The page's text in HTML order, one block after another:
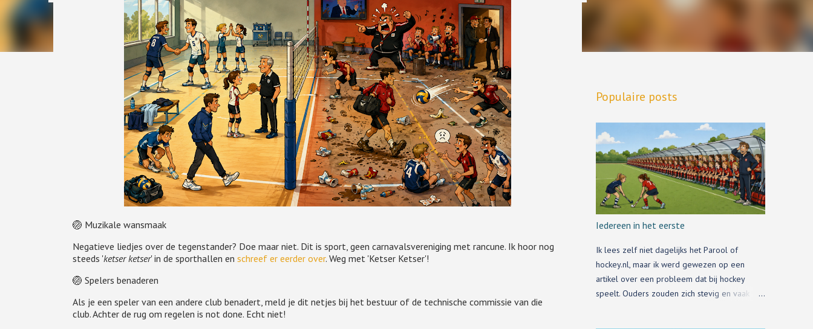
🏐 Muzikale wansmaak
Negatieve liedjes over de tegenstander? Doe maar niet. Dit is sport, geen carnavalsvereniging met rancune. Ik hoor nog
steeds 'ketser ketser' in de sporthallen en schreef er eerder over. Weg met 'Ketser Ketser'!
🏐 Spelers benaderen
Als je een speler van een andere club benadert, meld je dit netjes bij het bestuur of de technische commissie van die
club. Achter de rug om regelen is not done. Echt niet!
Populaire posts
Iedereen in het eerste
Ik lees zelf niet dagelijks het Parool of
hockey.nl, maar ik werd gewezen op een
artikel over een probleem dat bij hockey
speelt. Ouders zouden zich stevig en vaak